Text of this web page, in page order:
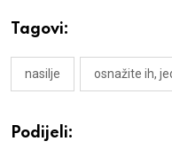
Tagovi:
nasilje osnažite ih,
Podijeli: